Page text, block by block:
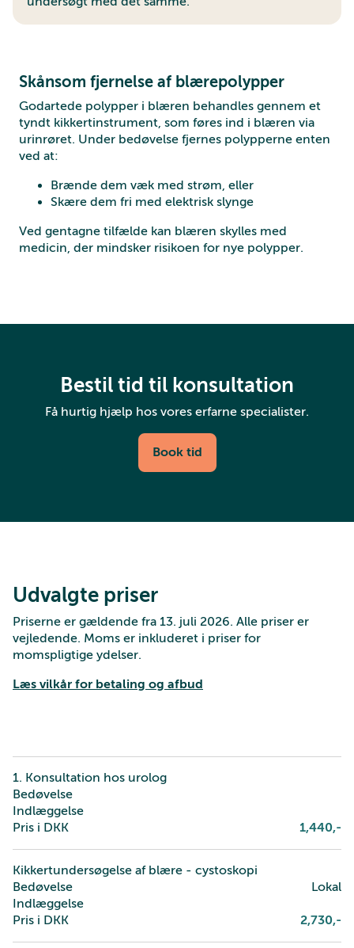
Skånsom fjernelse af blærepolypper
Godartede polypper i blæren behandles gennem et
tyndt kikkertinstrument, som føres ind i blæren via
urinrøret. Under bedøvelse fjernes polypperne enten
ved at:
Brænde dem væk med strøm, eller
Skære dem fri med elektrisk slynge
Ved gentagne tilfælde kan blæren skylles med
medicin, der mindsker risikoen for nye polypper.
Bestil tid til konsultation
Få hurtig hjælp hos vores erfarne specialister.
Book tid
Udvalgte priser
Priserne er gældende fra 13. juli 2026. Alle priser er
vejledende. Moms er inkluderet i priser for
momspligtige ydelser.
Læs vilkår for betaling og afbud
1. Konsultation hos urolog
Bedøvelse
Indlæggelse
Pris i DKK
1,440,-
Kikkertundersøgelse af blære - cystoskopi
Bedøvelse
Lokal
Indlæggelse
Pris i DKK
2,730,-